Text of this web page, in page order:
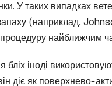
У таких випадках
(наприклад,
найближчим
іноді
діє як поверхнево-